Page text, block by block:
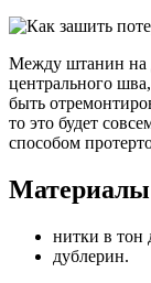
Между штанин на
центрального
быть
то это будет
способом
нитки в тон
дублерин.